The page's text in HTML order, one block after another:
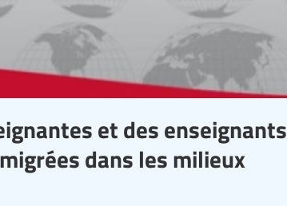
et des enseignants
dans les milieux